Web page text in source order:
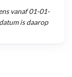
vanaf01-01-
is daarop